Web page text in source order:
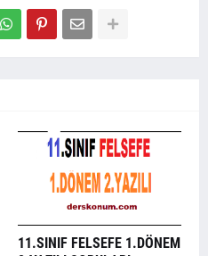
11.SINIF FELSEFE 1.DÖNEM